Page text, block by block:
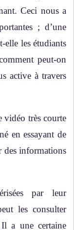
Ceci nous a
; d’une
elle les étudiants
peut-on
active à travers
vidéo très courte
en essayant de
des informations
par leur
les consulter
a une certaine